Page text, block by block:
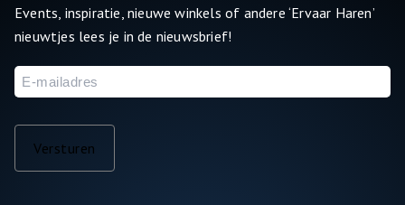
Events, inspiratie, nieuwe winkels of andere ‘Ervaar Haren’
nieuwtjes lees je in de nieuwsbrief!
E-
mailadres
Versturen